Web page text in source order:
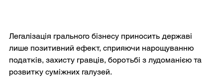
Легалізація грального бізнесу приносить державі
лише позитивний ефект, сприяючи нарощуванню
податків, захисту гравців, боротьбі з лудоманією та
розвитку суміжних галузей.